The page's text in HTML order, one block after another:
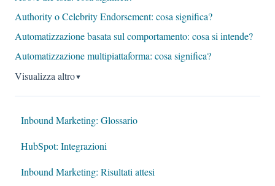
Authority o Celebrity Endorsement: cosa significa?
Automatizzazione basata sul comportamento: cosa si intende?
Automatizzazione multipiattaforma: cosa significa?
Visualizza altro▼
Inbound Marketing: Glossario
HubSpot: Integrazioni
Inbound Marketing: Risultati attesi